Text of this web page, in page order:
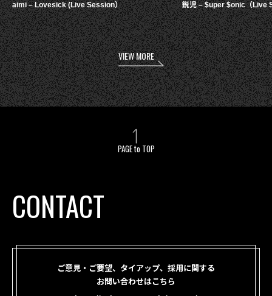
aimi – Lovesick (Live Session） 鋭児 – $uper $onic（Live
VIEW MORE
PAGE to TOP
CONTACT
ご意見・ご要望、タイアップ、採用に関する
お問い合わせはこちら